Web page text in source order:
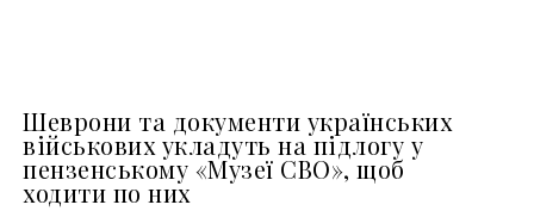
Шеврони та документи українських
військових укладуть на підлогу у
пензенському «Музеї СВО», щоб
ходити по них